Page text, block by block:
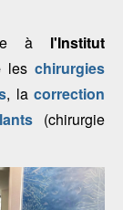
à l'Institut
les chirurgies
, la correction
(chirurgie